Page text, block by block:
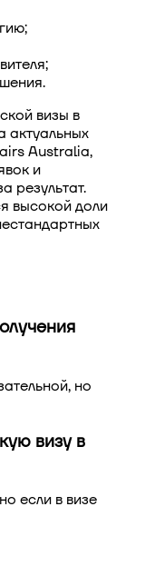
визы в
актуальных
Australia,
и
результат.
высокой доли
но
визу в
если в визе